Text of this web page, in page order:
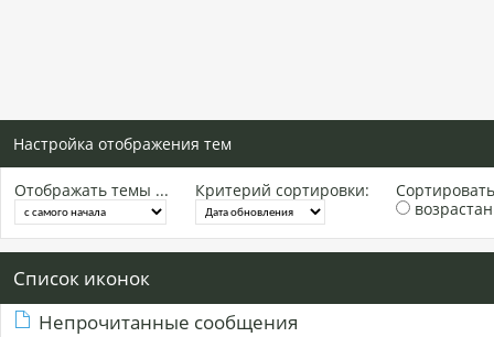
Настройка отображения тем
Отображать темы ... Критерий сортировки:
Список иконок
Непрочитанные сообщения